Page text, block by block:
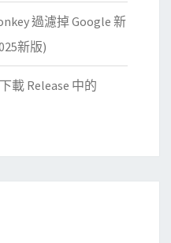
過濾掉 Google 新
新版)
載 Release 中的